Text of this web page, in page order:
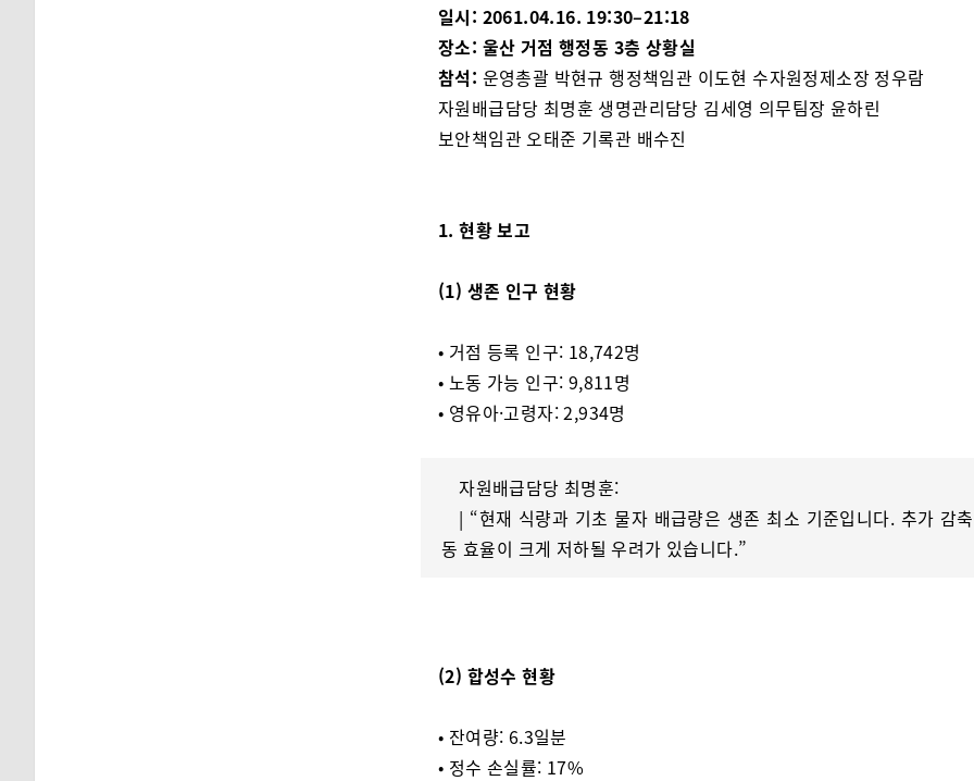
일시: 2061.04.16. 19:30–21:18
장소: 울산 거점 행정동 3층 상황실
참석: 운영총괄 박현규 행정책임관 이도현 수자원정제소장 정우람
자원배급담당 최명훈 생명관리담당 김세영 의무팀장 윤하린
보안책임관 오태준 기록관 배수진
1. 현황 보고
(1) 생존 인구 현황
• 거점 등록 인구: 18,742명
• 노동 가능 인구: 9,811명
• 영유아·고령자: 2,934명
자원배급담당 최명훈:
| “현재 식량과 기초 물자 배급량은 생존 최소 기준입니다. 추가 감
동 효율이 크게 저하될 우려가 있습니다.”
(2) 합성수 현황
• 잔여량: 6.3일분
• 정수 손실률: 17%